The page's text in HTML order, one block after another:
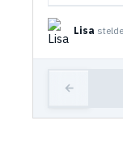
Lisa
←